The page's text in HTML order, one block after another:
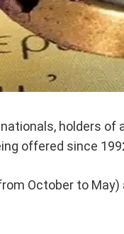
holders of
offered since
October to